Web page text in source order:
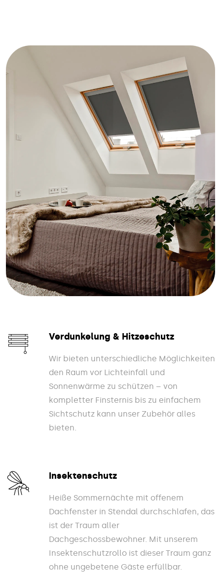
Verdunkelung & Hitzeschutz
Wir bieten unterschiedliche Möglichkeiten
den Raum vor Lichteinfall und
Sonnenwärme zu schützen – von
kompletter Finsternis bis zu einfachem
Sichtschutz kann unser Zubehör alles
bieten.
Insektenschutz
Heiße Sommernächte mit offenem
Dachfenster in Stendal durchschlafen, das
ist der Traum aller
Dachgeschossbewohner. Mit unserem
Insektenschutzrollo ist dieser Traum ganz
ohne ungebetene Gäste erfüllbar.